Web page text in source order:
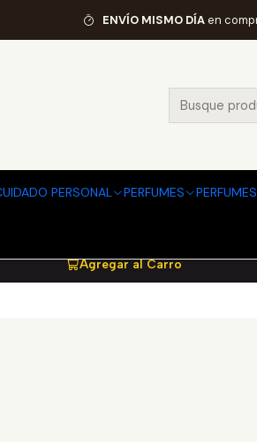
PERSONAL PERFUMES
ENVÍO MISMO DÍAenInicio
OFF
CEDRAT BOISE INTENSE
Agregar al Carro